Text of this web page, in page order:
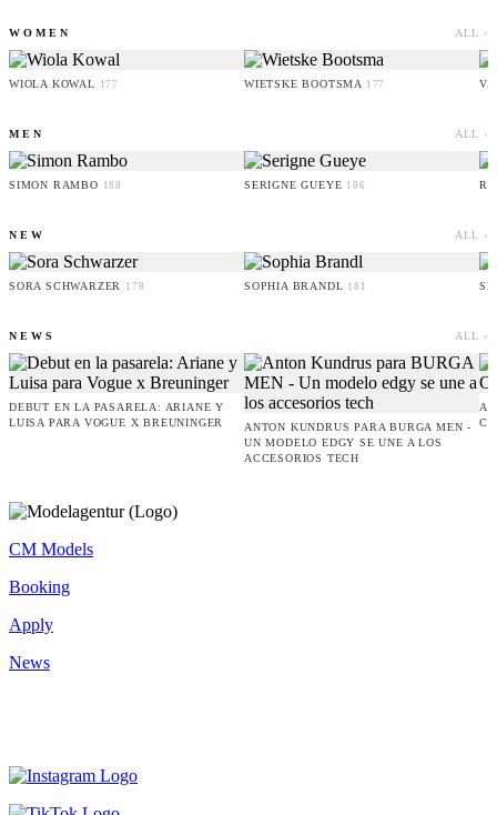
WOMEN ALL ›
WIOLA KOWAL 177 WIETSKE BOOTSMA 177
MEN ALL ›
SIMON RAMBO 188 SERIGNE GUEYE 186
NEW ALL ›
SORA SCHWARZER 178 SOPHIA BRANDL 181
NEWS ALL ›
DEBUT EN LA PASARELA: ARIANE Y
LUISA PARA VOGUE X BREUNINGER
ANTON KUNDRUS PARA BURGA MEN -
UN MODELO EDGY SE UNE A LOS
ACCESORIOS TECH
CM Models
Booking
Apply
News